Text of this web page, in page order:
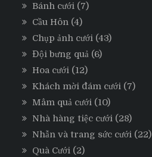
Bánh cưới (7)
Cầu Hôn (4)
Chụp ảnh cưới (43)
Đội bưng quả (6)
Hoa cưới (12)
Khách mời đám cưới (7)
Mâm quả cưới (10)
Nhà hàng tiệc cưới (28)
Nhẫn và trang sức cưới (22)
Quà Cưới (2)